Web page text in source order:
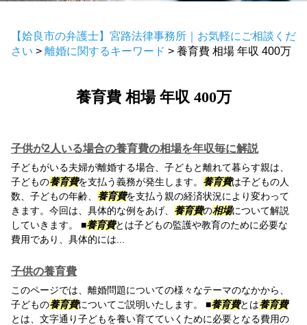
【姶良市の弁護士】宮路法律事務所｜お気軽にご相談くだ
さい > 離婚に関するキーワード > 養育費 相場 年収 400万
養育費 相場 年収 400万
子供が2人いる場合の養育費の相場を年収毎に解説
子どもがいる夫婦が離婚する場合、子どもと離れて暮らす親は、
子どもの養育費を支払う義務が発生します。 養育費は子どもの人
数、子どもの年齢、 養育費を支払う親の経済状況により変わって
きます。今回は、具体的な例をあげ、 養育費の相場について解説
していきます。 ■養育費とは子どもの監護や教育のために必要な
費用であり、具体的には...
子供の養育費
このページでは、離婚問題についての様々なテーマのなかから、
子どもの養育費についてご説明いたします。 ■養育費とは養育費
とは、文字通り子どもを養い育てていくために必要となる費用の